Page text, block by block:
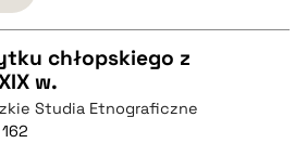
chłopskiego z
w.
Studia Etnograficzne